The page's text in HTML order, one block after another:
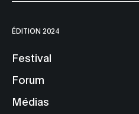
ÉDITION 2024
Festival
Forum
Médias